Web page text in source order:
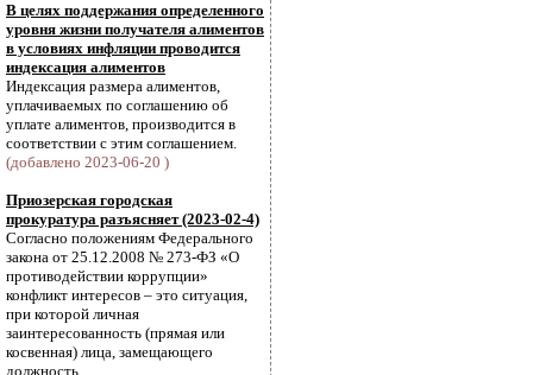
В целях поддержания определенного
уровня жизни получателя алиментов
в условиях инфляции проводится
индексация алиментов
Индексация размера алиментов,
уплачиваемых по соглашению об
уплате алиментов, производится в
соответствии с этим соглашением.
(добавлено 2023-06-20 )
Приозерская городская
прокуратура разъясняет (2023-02-4)
Согласно положениям Федерального
закона от 25.12.2008 № 273-ФЗ «О
противодействии коррупции»
конфликт интересов – это ситуация,
при которой личная
заинтересованность (прямая или
косвенная) лица, замещающего
должность,...